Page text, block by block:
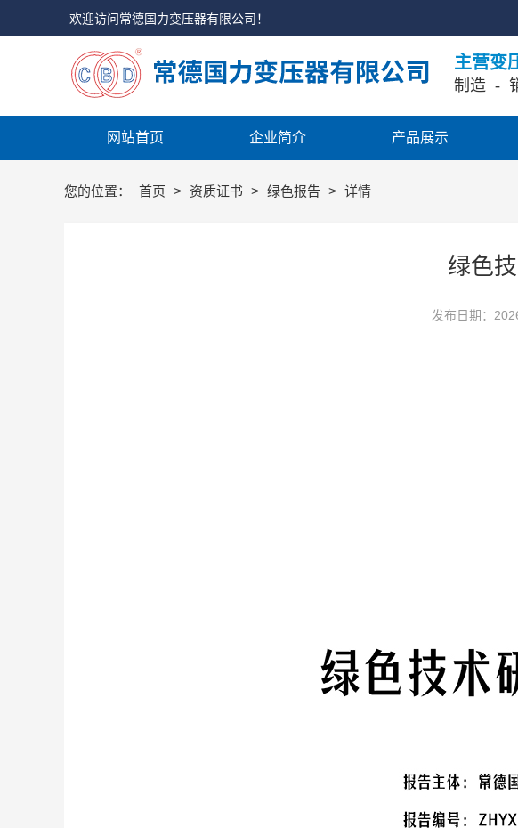
网站首页 企业简介 产品展示
欢迎访问常德国力变压器有限公司！
制造  -
主营变
您的位置： 首页 > 资质证书 > 绿色报告 > 详情
绿色
发布日期：